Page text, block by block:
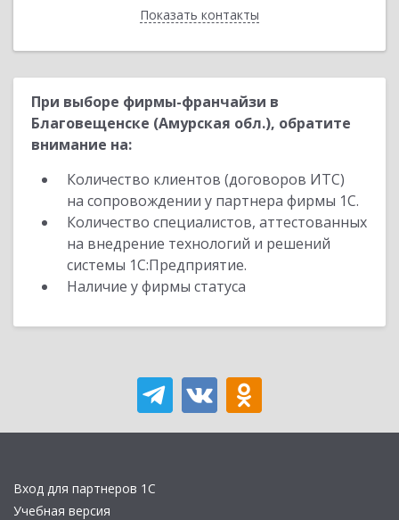
Показать контакты
Назад
При выборе фирмы-франчайзи в
Благовещенске (Амурская обл.), обратите
внимание на:
Количество клиентов (договоров ИТС)
на сопровождении у партнера фирмы 1С.
Количество специалистов, аттестованных
на внедрение технологий и решений
системы 1С:Предприятие.
Наличие у фирмы статуса
Вход для партнеров 1С
Учебная версия